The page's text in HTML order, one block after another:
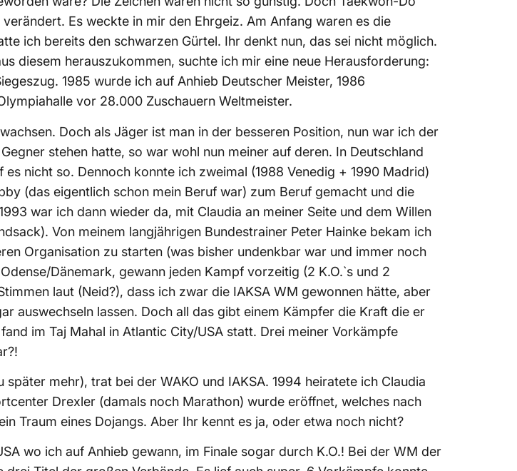
Es weckte in mir den Ehrgeiz. Am Anfang waren es die
ich bereits den schwarzen Gürtel. Ihr denkt nun, das sei nicht möglich.
diesem herauszukommen, suchte ich mir eine neue Herausforderung:
1985 wurde ich auf Anhieb Deutscher Meister, 1986
vor 28.000 Zuschauern Weltmeister.
Doch als Jäger ist man in der besseren Position, nun war ich der
stehen hatte, so war wohl nun meiner auf deren. In Deutschland
nicht so. Dennoch konnte ich zweimal (1988 Venedig + 1990 Madrid)
(das eigentlich schon mein Beruf war) zum Beruf gemacht und die
war ich dann wieder da, mit Claudia an meiner Seite und dem Willen
Von meinem langjährigen Bundestrainer Peter Hainke bekam ich
Organisation zu starten (was bisher undenkbar war und immer noch
Dänemark, gewann jeden Kampf vorzeitig (2 K.O.`s und 2
laut (Neid?), dass ich zwar die IAKSA WM gewonnen hätte, aber
auswechseln lassen. Doch all das gibt einem Kämpfer die Kraft die er
im Taj Mahal in Atlantic City/USA statt. Drei meiner Vorkämpfe
mehr), trat bei der WAKO und IAKSA. 1994 heiratete ich Claudia
Drexler (damals noch Marathon) wurde eröffnet, welches nach
Traum eines Dojangs. Aber Ihr kennt es ja, oder etwa noch nicht?
wo ich auf Anhieb gewann, im Finale sogar durch K.O.! Bei der WM der